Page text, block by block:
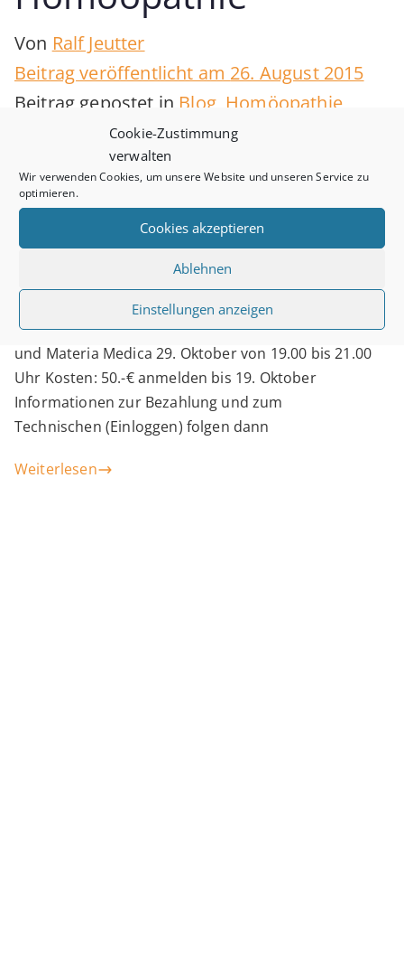
Cookie-Zustimmung
verwalten
Wir verwenden Cookies, um unsere Website und unseren Service zu
optimieren.
Cookies akzeptieren
Ablehnen
Einstellungen anzeigen
Von Ralf Jeutter
Beitrag veröffentlicht am 26. August 2015
Beitrag gepostet in Blog, Homöopathie,
Keine Kommentare
Seminar
„Einführung
in
die
Homöopathie“
Dieses Online-Seminar ist für alle offen, die ein
allgemeines Interesse an den Grundlagen der
Philosophie und praktische Grundprinzipien
der klassischen Homöopathie Geschichte der
klassischen Homöopathie Werkzeuge – Repertorium
und Materia Medica 29. Oktober von 19.00 bis 21.00
Uhr Kosten: 50.-€ anmelden bis 19. Oktober
Informationen zur Bezahlung und zum
Technischen (Einloggen) folgen dann
Weiterlesen